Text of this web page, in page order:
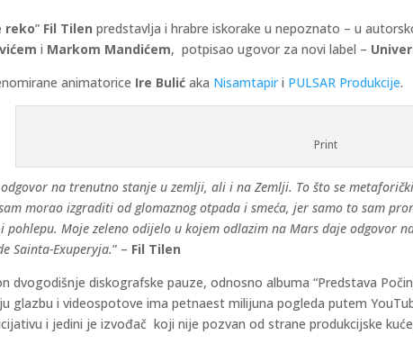
reko” Fil Tilen predstavlja i hrabre iskorake u nepoznato – u
i Markom Mandićem, potpisao ugovor za novi label –
animatorice Ire Bulić aka Nisamtapiri PULSAR Produkcije.
Print
odgovor na trenutno stanje u zemlji, ali i na Zemlji. To što se
morao izgraditi od glomaznog otpada i smeća, jer samo to sam
pohlepu. Moje zeleno odijelo u kojem odlazim na Mars daje odgovor
Sainta-Exuperyja.” – Fil Tilen
dvogodišnje diskografske pauze, odnosno albuma “Predstava
glazbu i videospotove ima petnaest milijuna pogleda putem
i jedini je izvođač koji nije pozvan od strane produkcijske